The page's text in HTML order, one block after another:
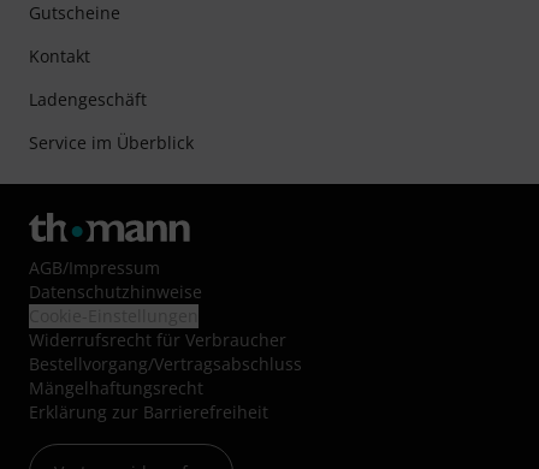
Gutscheine
Kontakt
Ladengeschäft
Service im Überblick
AGB/Impressum
Datenschutzhinweise
Widerrufsrecht für Verbraucher
Bestellvorgang/Vertragsabschluss
Mängelhaftungsrecht
Erklärung zur Barrierefreiheit